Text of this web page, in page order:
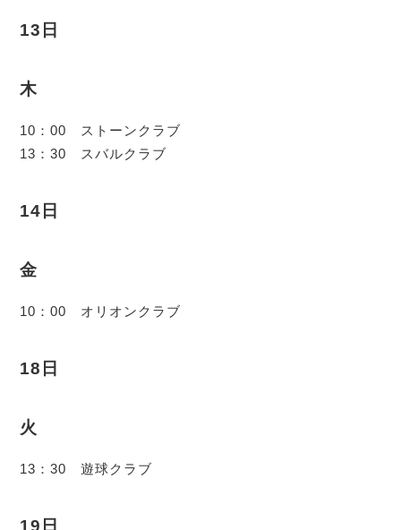
13日
木
10：00 ストーンクラブ
13：30 スバルクラブ
14日
金
10：00 オリオンクラブ
18日
火
13：30 遊球クラブ
19日